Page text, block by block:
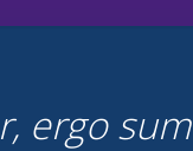
ergo sum